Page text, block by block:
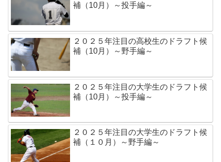
補（10月）～投手編～
２０２５年注目の高校生のドラフト候
補（10月）～野手編～
２０２５年注目の大学生のドラフト候
補（10月）～投手編～
２０２５年注目の大学生のドラフト候
補（１０月）～野手編～